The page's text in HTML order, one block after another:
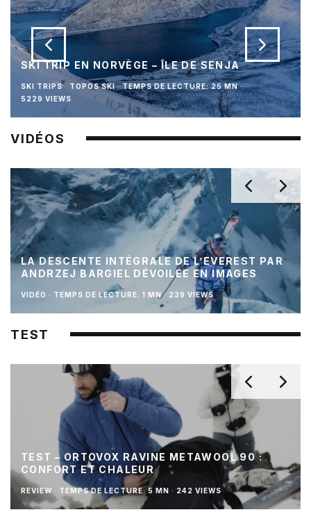
SKI TRIP EN NORVÈGE – ÎLE DE SENJA
SKI TRIPS TOPOS SKI · TEMPS DE LECTURE: 25 MN ·
5229 VIEWS
VIDÉOS
LA DESCENTE INTÉGRALE DE L’EVEREST PAR
ANDRZEJ BARGIEL DÉVOILÉE EN IMAGES
VIDÉO · TEMPS DE LECTURE: 1 MN · 239 VIEWS
TEST
TEST – ORTOVOX RAVINE METAWOOL 90 :
CONFORT ET CHALEUR
REVIEW · TEMPS DE LECTURE: 5 MN · 242 VIEWS